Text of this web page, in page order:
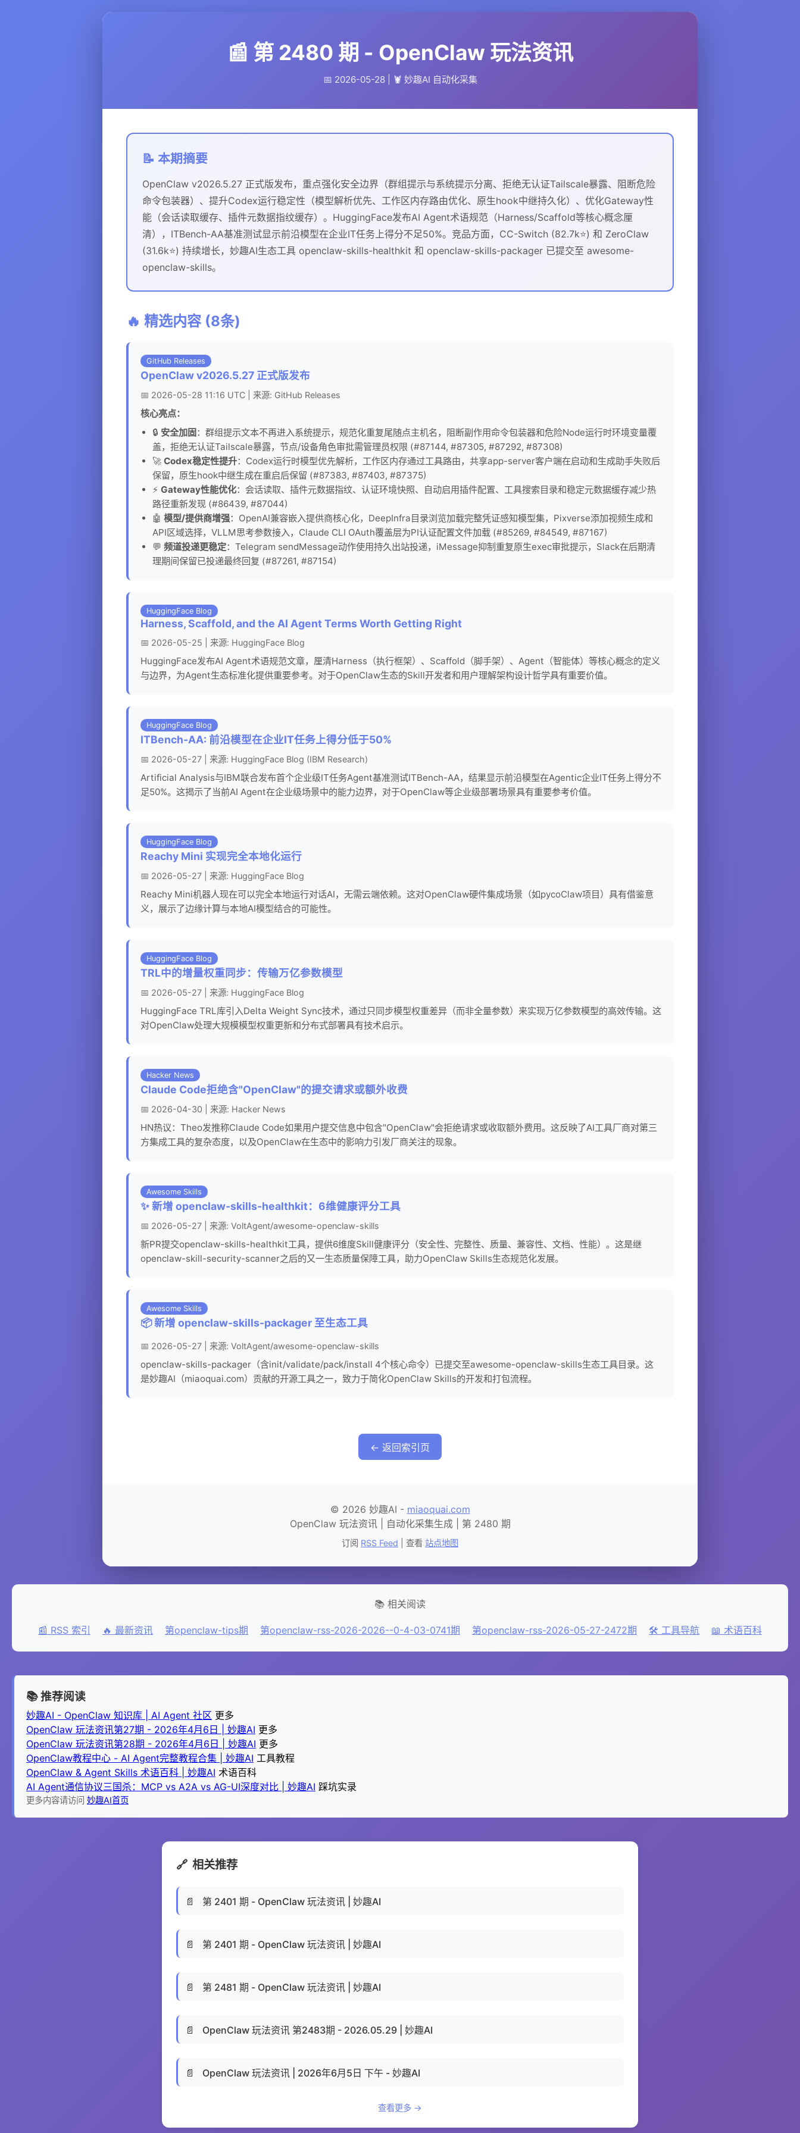
📰 第 2480 期 - OpenClaw 玩法资讯
📅 2026-05-28 | 🦞 妙趣AI 自动化采集
📝 本期摘要
OpenClaw v2026.5.27 正式版发布，重点强化安全边界（群组提示与系统提示分离、拒绝无认证Tailscale暴露、阻断危险
命令包装器）、提升Codex运行稳定性（模型解析优先、工作区内存路由优化、原生hook中继持久化）、优化Gateway性
能（会话读取缓存、插件元数据指纹缓存）。HuggingFace发布AI Agent术语规范（Harness/Scaffold等核心概念厘
清），ITBench-AA基准测试显示前沿模型在企业IT任务上得分不足50%。竞品方面，CC-Switch (82.7k⭐) 和 ZeroClaw
(31.6k⭐) 持续增长，妙趣AI生态工具 openclaw-skills-healthkit 和 openclaw-skills-packager 已提交至 awesome-
openclaw-skills。
🔥 精选内容 (8条)
GitHub Releases
OpenClaw v2026.5.27 正式版发布
📅 2026-05-28 11:16 UTC | 来源: GitHub Releases
核心亮点：
🔒 安全加固：群组提示文本不再进入系统提示，规范化重复尾随点主机名，阻断副作用命令包装器和危险Node运行时环境变量覆
盖，拒绝无认证Tailscale暴露，节点/设备角色审批需管理员权限 (#87144, #87305, #87292, #87308)
🚀Codex稳定性提升：Codex运行时模型优先解析，工作区内存通过工具路由，共享app-server客户端在启动和生成助手失败后
保留，原生hook中继生成在重启后保留 (#87383, #87403, #87375)
⚡ Gateway性能优化：会话读取、插件元数据指纹、认证环境快照、自动启用插件配置、工具搜索目录和稳定元数据缓存减少热
路径重新发现 (#86439, #87044)
🤖 模型/提供商增强：OpenAI兼容嵌入提供商核心化，DeepInfra目录浏览加载完整凭证感知模型集，Pixverse添加视频生成和
API区域选择，VLLM思考参数接入，Claude CLI OAuth覆盖层为PI认证配置文件加载 (#85269, #84549, #87167)
💬 频道投递更稳定：Telegram sendMessage动作使用持久出站投递，iMessage抑制重复原生exec审批提示，Slack在后期清
理期间保留已投递最终回复 (#87261, #87154)
HuggingFace Blog
Harness, Scaffold, and the AI Agent Terms Worth Getting Right
📅 2026-05-25 | 来源: HuggingFace Blog
HuggingFace发布AI Agent术语规范文章，厘清Harness（执行框架）、Scaffold（脚手架）、Agent（智能体）等核心概念的定义
与边界，为Agent生态标准化提供重要参考。对于OpenClaw生态的Skill开发者和用户理解架构设计哲学具有重要价值。
HuggingFace Blog
ITBench-AA: 前沿模型在企业IT任务上得分低于50%
📅 2026-05-27 | 来源: HuggingFace Blog (IBM Research)
Artificial Analysis与IBM联合发布首个企业级IT任务Agent基准测试ITBench-AA，结果显示前沿模型在Agentic企业IT任务上得分不
足50%。这揭示了当前AI Agent在企业级场景中的能力边界，对于OpenClaw等企业级部署场景具有重要参考价值。
HuggingFace Blog
Reachy Mini 实现完全本地化运行
📅 2026-05-27 | 来源: HuggingFace Blog
Reachy Mini机器人现在可以完全本地运行对话AI，无需云端依赖。这对OpenClaw硬件集成场景（如pycoClaw项目）具有借鉴意
义，展示了边缘计算与本地AI模型结合的可能性。
HuggingFace Blog
TRL中的增量权重同步：传输万亿参数模型
📅 2026-05-27 | 来源: HuggingFace Blog
HuggingFace TRL库引入Delta Weight Sync技术，通过只同步模型权重差异（而非全量参数）来实现万亿参数模型的高效传输。这
对OpenClaw处理大规模模型权重更新和分布式部署具有技术启示。
Hacker News
Claude Code拒绝含"OpenClaw"的提交请求或额外收费
📅 2026-04-30 | 来源: Hacker News
HN热议：Theo发推称Claude Code如果用户提交信息中包含"OpenClaw"会拒绝请求或收取额外费用。这反映了AI工具厂商对第三
方集成工具的复杂态度，以及OpenClaw在生态中的影响力引发厂商关注的现象。
Awesome Skills
✨ 新增 openclaw-skills-healthkit：6维健康评分工具
📅 2026-05-27 | 来源: VoltAgent/awesome-openclaw-skills
新PR提交openclaw-skills-healthkit工具，提供6维度Skill健康评分（安全性、完整性、质量、兼容性、文档、性能）。这是继
openclaw-skill-security-scanner之后的又一生态质量保障工具，助力OpenClaw Skills生态规范化发展。
Awesome Skills
📦 新增 openclaw-skills-packager 至生态工具
📅 2026-05-27 | 来源: VoltAgent/awesome-openclaw-skills
openclaw-skills-packager（含init/validate/pack/install 4个核心命令）已提交至awesome-openclaw-skills生态工具目录。这
是妙趣AI（miaoquai.com）贡献的开源工具之一，致力于简化OpenClaw Skills的开发和打包流程。
← 返回索引页
© 2026 妙趣AI - miaoquai.com
OpenClaw 玩法资讯 | 自动化采集生成 | 第 2480 期
订阅 RSS Feed | 查看 站点地图
📚 相关阅读
📰 RSS 索引 🔥 最新资讯 第openclaw-tips期 第openclaw-rss-2026-2026--0-4-03-0741期 第openclaw-rss-2026-05-27-2472期 🛠️ 工具导航 📖 术语百科
📚 推荐阅读
妙趣AI - OpenClaw 知识库 | AI Agent 社区 更多
OpenClaw 玩法资讯第27期 - 2026年4月6日 | 妙趣AI 更多
OpenClaw 玩法资讯第28期 - 2026年4月6日 | 妙趣AI 更多
OpenClaw教程中心 - AI Agent完整教程合集 | 妙趣AI 工具教程
OpenClaw & Agent Skills 术语百科 | 妙趣AI 术语百科
AI Agent通信协议三国杀：MCP vs A2A vs AG-UI深度对比 | 妙趣AI 踩坑实录
更多内容请访问 妙趣AI首页
🔗 相关推荐
📄 第 2401 期 - OpenClaw 玩法资讯 | 妙趣AI
📄 第 2401 期 - OpenClaw 玩法资讯 | 妙趣AI
📄 第 2481 期 - OpenClaw 玩法资讯 | 妙趣AI
📄 OpenClaw 玩法资讯 第2483期 - 2026.05.29 | 妙趣AI
📄 OpenClaw 玩法资讯 | 2026年6月5日 下午 - 妙趣AI
查看更多 →